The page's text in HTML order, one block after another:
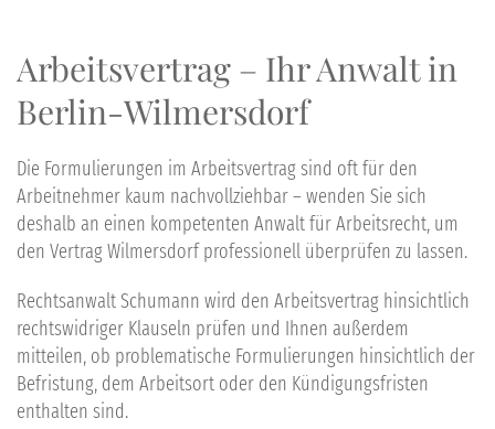
Arbeitsvertrag – Ihr Anwalt in
Berlin-Wilmersdorf
Die Formulierungen im Arbeitsvertrag sind oft für den
Arbeitnehmer kaum nachvollziehbar – wenden Sie sich
deshalb an einen kompetenten Anwalt für Arbeitsrecht, um
den Vertrag Wilmersdorf professionell überprüfen zu lassen.
Rechtsanwalt Schumann wird den Arbeitsvertrag hinsichtlich
rechtswidriger Klauseln prüfen und Ihnen außerdem
mitteilen, ob problematische Formulierungen hinsichtlich der
Befristung, dem Arbeitsort oder den Kündigungsfristen
enthalten sind.